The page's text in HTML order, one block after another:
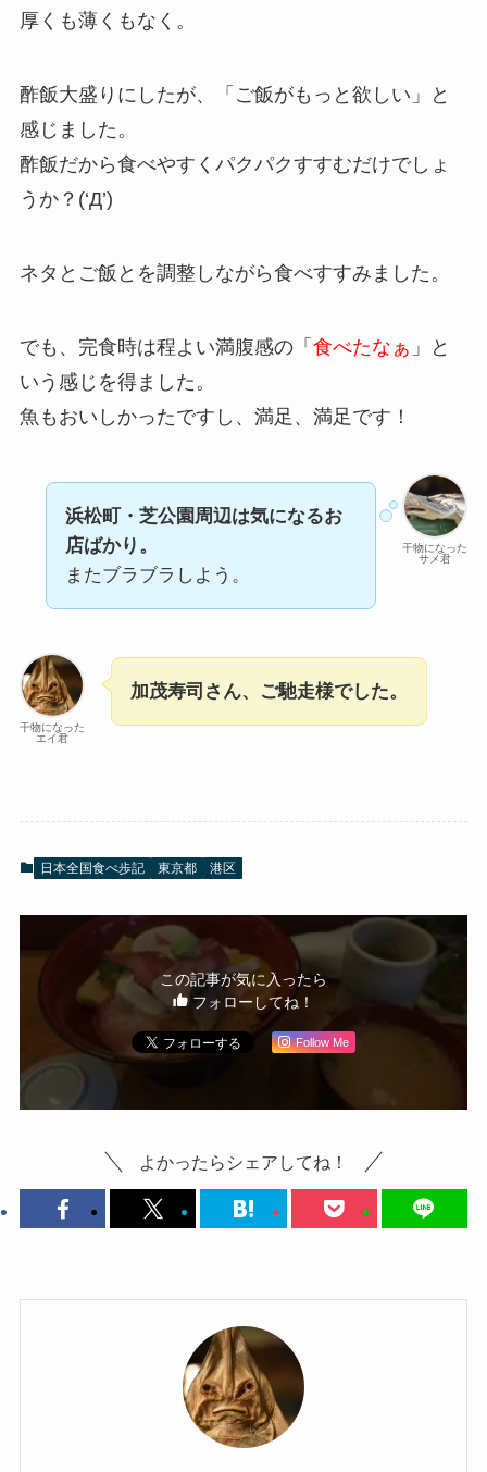
厚くも薄くもなく。
酢飯大盛りにしたが、「ご飯がもっと欲しい」と
感じました。
酢飯だから食べやすくパクパクすすむだけでしょ
うか？(‘Д’)
ネタとご飯とを調整しながら食べすすみました。
でも、完食時は程よい満腹感の「 食べたなぁ 」と
いう感じを得ました。
魚もおいしかったですし、満足、満足です！
干物になった
サメ君
浜松町・芝公園周辺は気になるお
店ばかり。
またブラブラしよう。
干物になった
エイ君
加茂寿司さん、ご馳走様でした。
日本全国食べ歩記 東京都 港区
この記事が気に入ったら
フォローしてね！
Follow Me
よかったらシェアしてね！